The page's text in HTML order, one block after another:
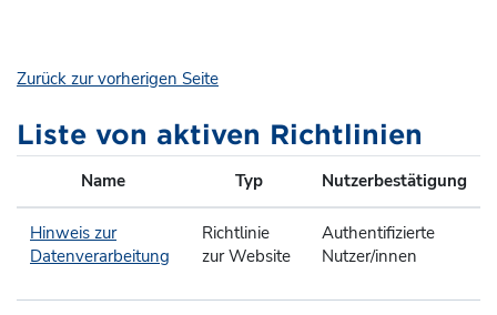
Zurück zur vorherigen Seite
Liste von aktiven Richtlinien
Name Typ Nutzerbestätigung
Hinweis zur
Datenverarbeitung
Richtlinie
zur Website
Authentifizierte
Nutzer/innen